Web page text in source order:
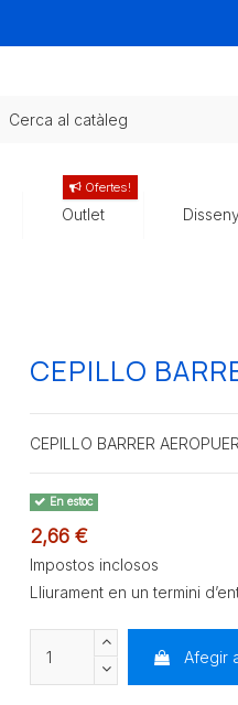
Outlet
Ofertes!
CEPILLO
CEPILLO BARRER
En estoc
2,66 €
Impostos inclosos
Lliurament en un termini
Afegir